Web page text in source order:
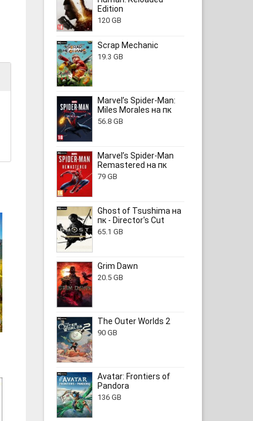
Edition
120 GB
Scrap Mechanic
19.3 GB
Marvel’s Spider-Man:
Miles Morales на пк
56.8 GB
Marvel’s Spider-Man
Remastered на пк
79 GB
Ghost of Tsushima на
пк - Director's Cut
65.1 GB
Grim Dawn
20.5 GB
The Outer Worlds 2
90 GB
Avatar: Frontiers of
Pandora
136 GB